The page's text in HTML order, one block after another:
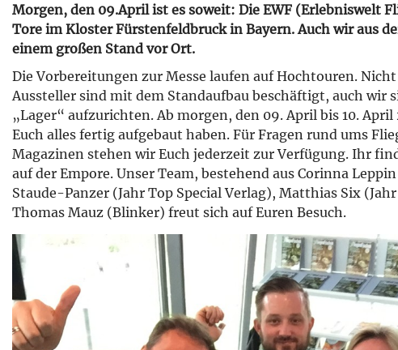
Morgen, den 09.April ist es soweit: Die EWF (Erlebniswelt
Tore im Kloster Fürstenfeldbruck in Bayern. Auch wir aus
einem großen Stand vor Ort.
Die Vorbereitungen zur Messe laufen auf Hochtouren.
Aussteller sind mit dem Standaufbau beschäftigt, auch wir
„Lager“ aufzurichten. Ab morgen, den 09. April bis 10.
Euch alles fertig aufgebaut haben. Für Fragen rund ums
Magazinen stehen wir Euch jederzeit zur Verfügung. Ihr
auf der Empore. Unser Team, bestehend aus Corinna
Staude-Panzer (Jahr Top Special Verlag), Matthias Six
Thomas Mauz (Blinker) freut sich auf Euren Besuch.